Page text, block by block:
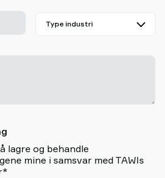
lagre og behandle
mine i samsvar med TAWIs